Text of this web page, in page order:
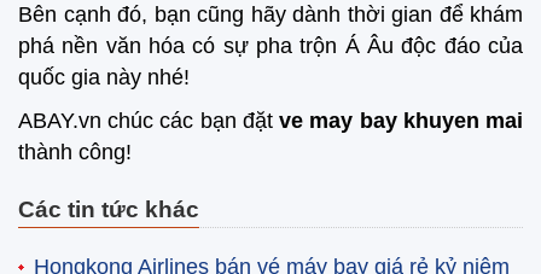
Bên cạnh đó, bạn cũng hãy dành thời gian để khám
phá nền văn hóa có sự pha trộn Á Âu độc đáo của
quốc gia này nhé!
ABAY.vn chúc các bạn đặtve may bay khuyen mai
thành công!
Các tin tức khác
Hongkong Airlines bán vé máy bay giá rẻ kỷ niệm